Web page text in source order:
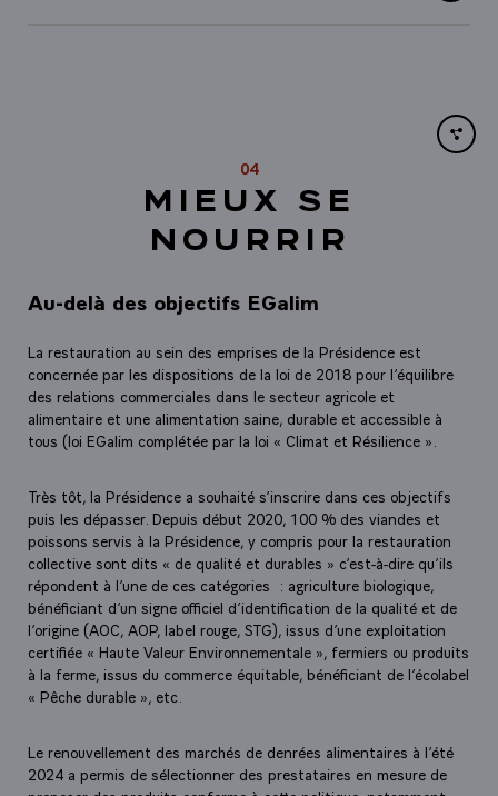
04
MIEUX SE
NOURRIR
Share
Au-delà des objectifs EGalim
La restauration au sein des emprises de la Présidence est
concernée par les dispositions de la loi de 2018 pour l’équilibre
des relations commerciales dans le secteur agricole et
alimentaire et une alimentation saine, durable et accessible à
tous (loi EGalim complétée par la loi « Climat et Résilience »
Très tôt, la Présidence a souhaité s’inscrire dans ces objectifs
puis les dépasser. Depuis début 2020, 100 % des viandes et
poissons servis à la Présidence, y compris pour la restauration
collective sont dits « de qualité et durables » c’est-à-dire qu’ils
répondent à l’une de ces catégories : agriculture biologique,
bénéficiant d’un signe officiel d’identification de la qualité et de
l’origine (AOC, AOP, label rouge, STG), issus d’une exploitation
certifiée « Haute Valeur Environnementale », fermiers ou produits
à la ferme, issus du commerce équitable, bénéficiant de l’écolabel
« Pêche durable », etc.
Le renouvellement des marchés de denrées alimentaires à l’été
2024 a permis de sélectionner des prestataires en mesure de